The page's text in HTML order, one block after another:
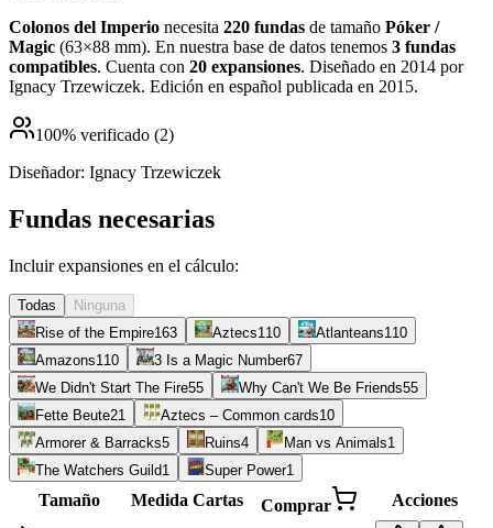
Colonos del Imperio necesita 220 fundas de tamaño Póker /
Magic (63×88 mm). En nuestra base de datos tenemos 3 fundas
compatibles. Cuenta con 20 expansiones. Diseñado en 2014 por
Ignacy Trzewiczek. Edición en español publicada en 2015.
100% verificado (2)
Diseñador: Ignacy Trzewiczek
Fundas necesarias
Incluir expansiones en el cálculo:
Todas
Ninguna
Rise of the Empire163 Aztecs110 Atlanteans110
Amazons110 3 Is a Magic Number67
We Didn't Start The Fire55 Why Can't We Be Friends55
Fette Beute21 Aztecs – Common cards10
Armorer & Barracks5 Ruins4 Man vs Animals1
The Watchers Guild1 Super Power1
Tamaño Medida Cartas Comprar Acciones